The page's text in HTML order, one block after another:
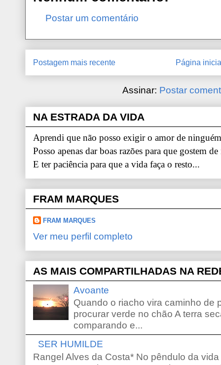
Postar um comentário
Postagem mais recente Página
Assinar: Postar
NA ESTRADA DA VIDA
Aprendi que não posso exigir o amor de
Posso apenas dar boas razões para que gostem
E ter paciência para que a vida faça o resto...
FRAM MARQUES
FRAM MARQUES
Ver meu perfil completo
AS MAIS COMPARTILHADAS NA
Avoante
Quando o riacho vira caminho de
procurar verde no chão A terra
comparando e...
SER HUMILDE
Rangel Alves da Costa* No pêndulo da